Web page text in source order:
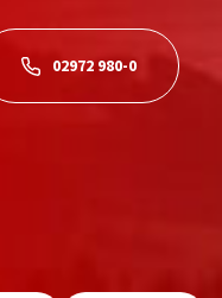
02972 980-0